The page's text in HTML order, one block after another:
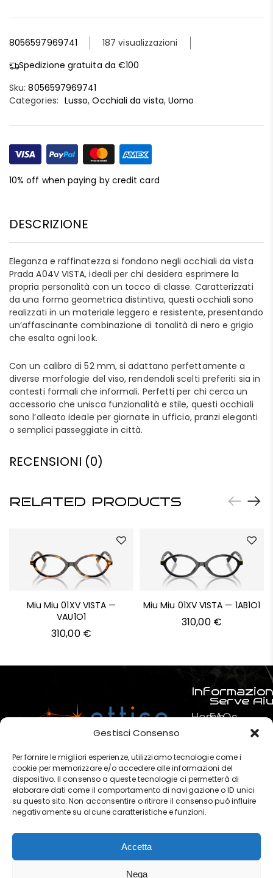
Gestisci Consenso
Per fornire le migliori esperienze, utilizziamo tecnologie come i
cookie per memorizzare e/o accedere alle informazioni del
dispositivo. Il consenso a queste tecnologie ci permetterà di
elaborare dati come il comportamento di navigazione o ID unici
su questo sito. Non acconsentire o ritirare il consenso può influire
negativamente su alcune caratteristiche e funzioni.
Accetta
Nega
8056597969741
187 visualizzazioni
Spedizione gratuita da €100
Sku: 8056597969741
Categories: Lusso,Occhiali da vista,Uomo
10% off when paying by credit card
DESCRIZIONE
Eleganza e raffinatezza si fondono negli occhiali da vista
Prada A04V VISTA, ideali per chi desidera esprimere la
propria personalità con un tocco di classe. Caratterizzati
da una forma geometrica distintiva, questi occhiali sono
realizzati in un materiale leggero e resistente, presentando
un’affascinante combinazione di tonalità di nero e grigio
che esalta ogni look.
Con un calibro di 52 mm, si adattano perfettamente a
diverse morfologie del viso, rendendoli scelti preferiti sia in
contesti formali che informali. Perfetti per chi cerca un
accessorio che unisca funzionalità e stile, questi occhiali
sono l’alleato ideale per giornate in ufficio, pranzi eleganti
o semplici passeggiate in città.
RECENSIONI (0)
RELATED PRODUCTS
Miu Miu 01XV VISTA —
VAU1O1
310,00 €
Miu Miu 01XV VISTA — 1AB1O1
310,00 €
Home
Chi
siamo
?
Contatti
Serve
FAQs
Pagamenti
Termini e
Privacy &